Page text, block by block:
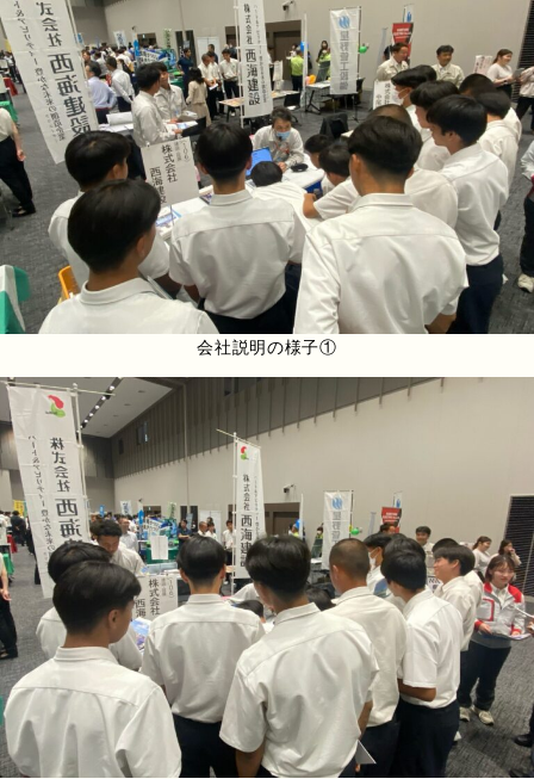
会社説明の様子①